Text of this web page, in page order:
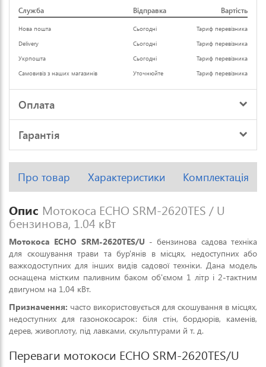
Служба Відправка Вартість
Нова пошта Сьогодні
Тариф перевізника
Delivery
Сьогодні
Тариф перевізника
Укрпошта
Сьогодні
Тариф перевізника
Самовивіз з наших магазинів
Уточнюйте Тариф перевізника
Оплата
Гарантія
Про товар Характеристики Комплектація
Опис Мотокоса ECHO SRM-2620TES / U
бензинова, 1.04 кВт
Мотокоса ECHO SRM-2620TES/U - бензинова садова техніка
для скошування трави та бур'янів в місцях, недоступних або
важкодоступних для інших видів садової техніки. Дана модель
оснащена містким паливним баком об'ємом 1 літр і 2-тактним
двигуном на 1,04 кВт.
Призначення: часто використовується для скошування в місцях,
недоступних для газонокосарок: біля стін, бордюрів, каменів,
дерев, живоплоту, під лавками, скульптурами й т. д.
Переваги мотокоси ECHO SRM-2620TES/U